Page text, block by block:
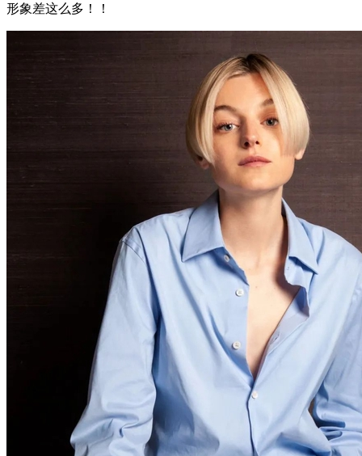
形象差这么多！！